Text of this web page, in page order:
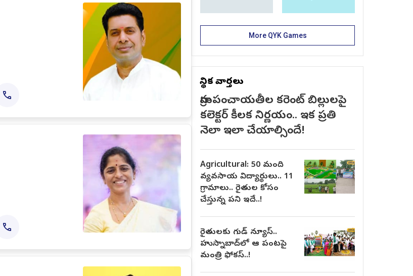
More QYK Games
స్థానిక వార్తలు
గ్రామపంచాయతీల కరెంట్ బిల్లులపై
కలెక్టర్ కీలక నిర్ణయం.. ఇక ప్రతి
నెలా ఇలా చేయాల్సిందే!
Agricultural: 50 మంది
వ్యవసాయ విద్యార్థులు.. 11
గ్రామాలు.. రైతుల కోసం
చేస్తున్న పని ఇదే..!
రైతులకు గుడ్ న్యూస్..
హుస్నాబాద్‌లో ఆ పంటపై
మంత్రి ఫోకస్..!